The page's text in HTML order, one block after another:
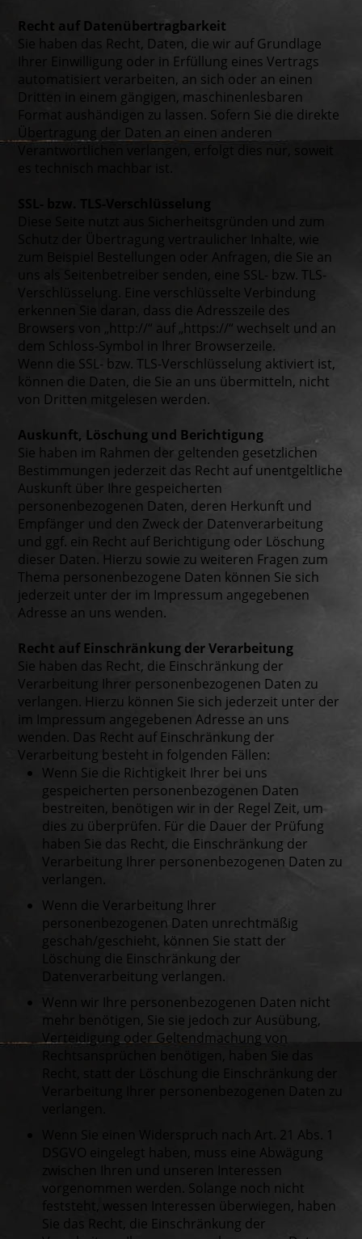
Recht auf Datenübertragbarkeit
Sie haben das Recht, Daten, die wir auf Grundlage
Ihrer Einwilligung oder in Erfüllung eines Vertrags
automatisiert verarbeiten, an sich oder an einen
Dritten in einem gängigen, maschinenlesbaren
Format aushändigen zu lassen. Sofern Sie die direkte
Übertragung der Daten an einen anderen
Verantwortlichen verlangen, erfolgt dies nur, soweit
es technisch machbar ist.
Diese Seite nutzt aus Sicherheitsgründen und zum
Schutz der Übertragung vertraulicher Inhalte, wie
zum Beispiel Bestellungen oder Anfragen, die Sie an
uns als Seitenbetreiber senden, eine SSL- bzw. TLS-
Verschlüsselung. Eine verschlüsselte Verbindung
erkennen Sie daran, dass die Adresszeile des
Browsers von „http://“ auf „https://“ wechselt und an
dem Schloss-Symbol in Ihrer Browserzeile.
Wenn die SSL- bzw. TLS-Verschlüsselung aktiviert ist,
können die Daten, die Sie an uns übermitteln, nicht
von Dritten mitgelesen werden.
Auskunft, Löschung und Berichtigung
Sie haben im Rahmen der geltenden gesetzlichen
Bestimmungen jederzeit das Recht auf unentgeltliche
Auskunft über Ihre gespeicherten
personenbezogenen Daten, deren Herkunft und
Empfänger und den Zweck der Datenverarbeitung
und ggf. ein Recht auf Berichtigung oder Löschung
dieser Daten. Hierzu sowie zu weiteren Fragen zum
Thema personenbezogene Daten können Sie sich
jederzeit unter der im Impressum angegebenen
Adresse an uns wenden.
Recht auf Einschränkung der Verarbeitung
Sie haben das Recht, die Einschränkung der
Verarbeitung Ihrer personenbezogenen Daten zu
verlangen. Hierzu können Sie sich jederzeit unter der
im Impressum angegebenen Adresse an uns
wenden. Das Recht auf Einschränkung der
Verarbeitung besteht in folgenden Fällen:
Wenn Sie die Richtigkeit Ihrer bei uns
gespeicherten personenbezogenen Daten
bestreiten, benötigen wir in der Regel Zeit, um
dies zu überprüfen. Für die Dauer der Prüfung
haben Sie das Recht, die Einschränkung der
Verarbeitung Ihrer personenbezogenen Daten zu
verlangen.
Wenn die Verarbeitung Ihrer
personenbezogenen Daten unrechtmäßig
geschah/geschieht, können Sie statt der
Löschung die Einschränkung der
Datenverarbeitung verlangen.
Wenn wir Ihre personenbezogenen Daten nicht
mehr benötigen, Sie sie jedoch zur Ausübung,
Verteidigung oder Geltendmachung von
Rechtsansprüchen benötigen, haben Sie das
Recht, statt der Löschung die Einschränkung der
Verarbeitung Ihrer personenbezogenen Daten zu
Wenn Sie einen Widerspruch nach Art. 21 Abs. 1
DSGVO eingelegt haben, muss eine Abwägung
zwischen Ihren und unseren Interessen
vorgenommen werden. Solange noch nicht
feststeht, wessen Interessen überwiegen, haben
Sie das Recht, die Einschränkung der